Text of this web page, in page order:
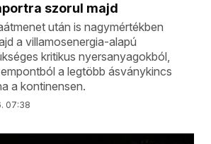
szorul majd
után is nagymértékben
a villamosenergia-alapú
kritikus nyersanyagokból,
a legtöbb ásványkincs
a kontinensen.
07:38